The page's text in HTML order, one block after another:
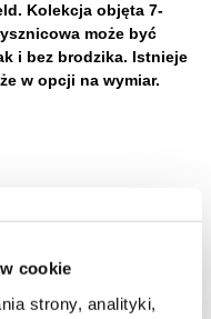
cookie
strony, analityki,
Kolekcja objęta 7-
może być
i bez brodzika. Istnieje
w opcji na wymiar.
8 mm